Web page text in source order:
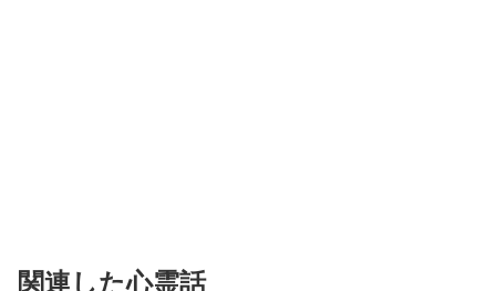
関連した心霊話